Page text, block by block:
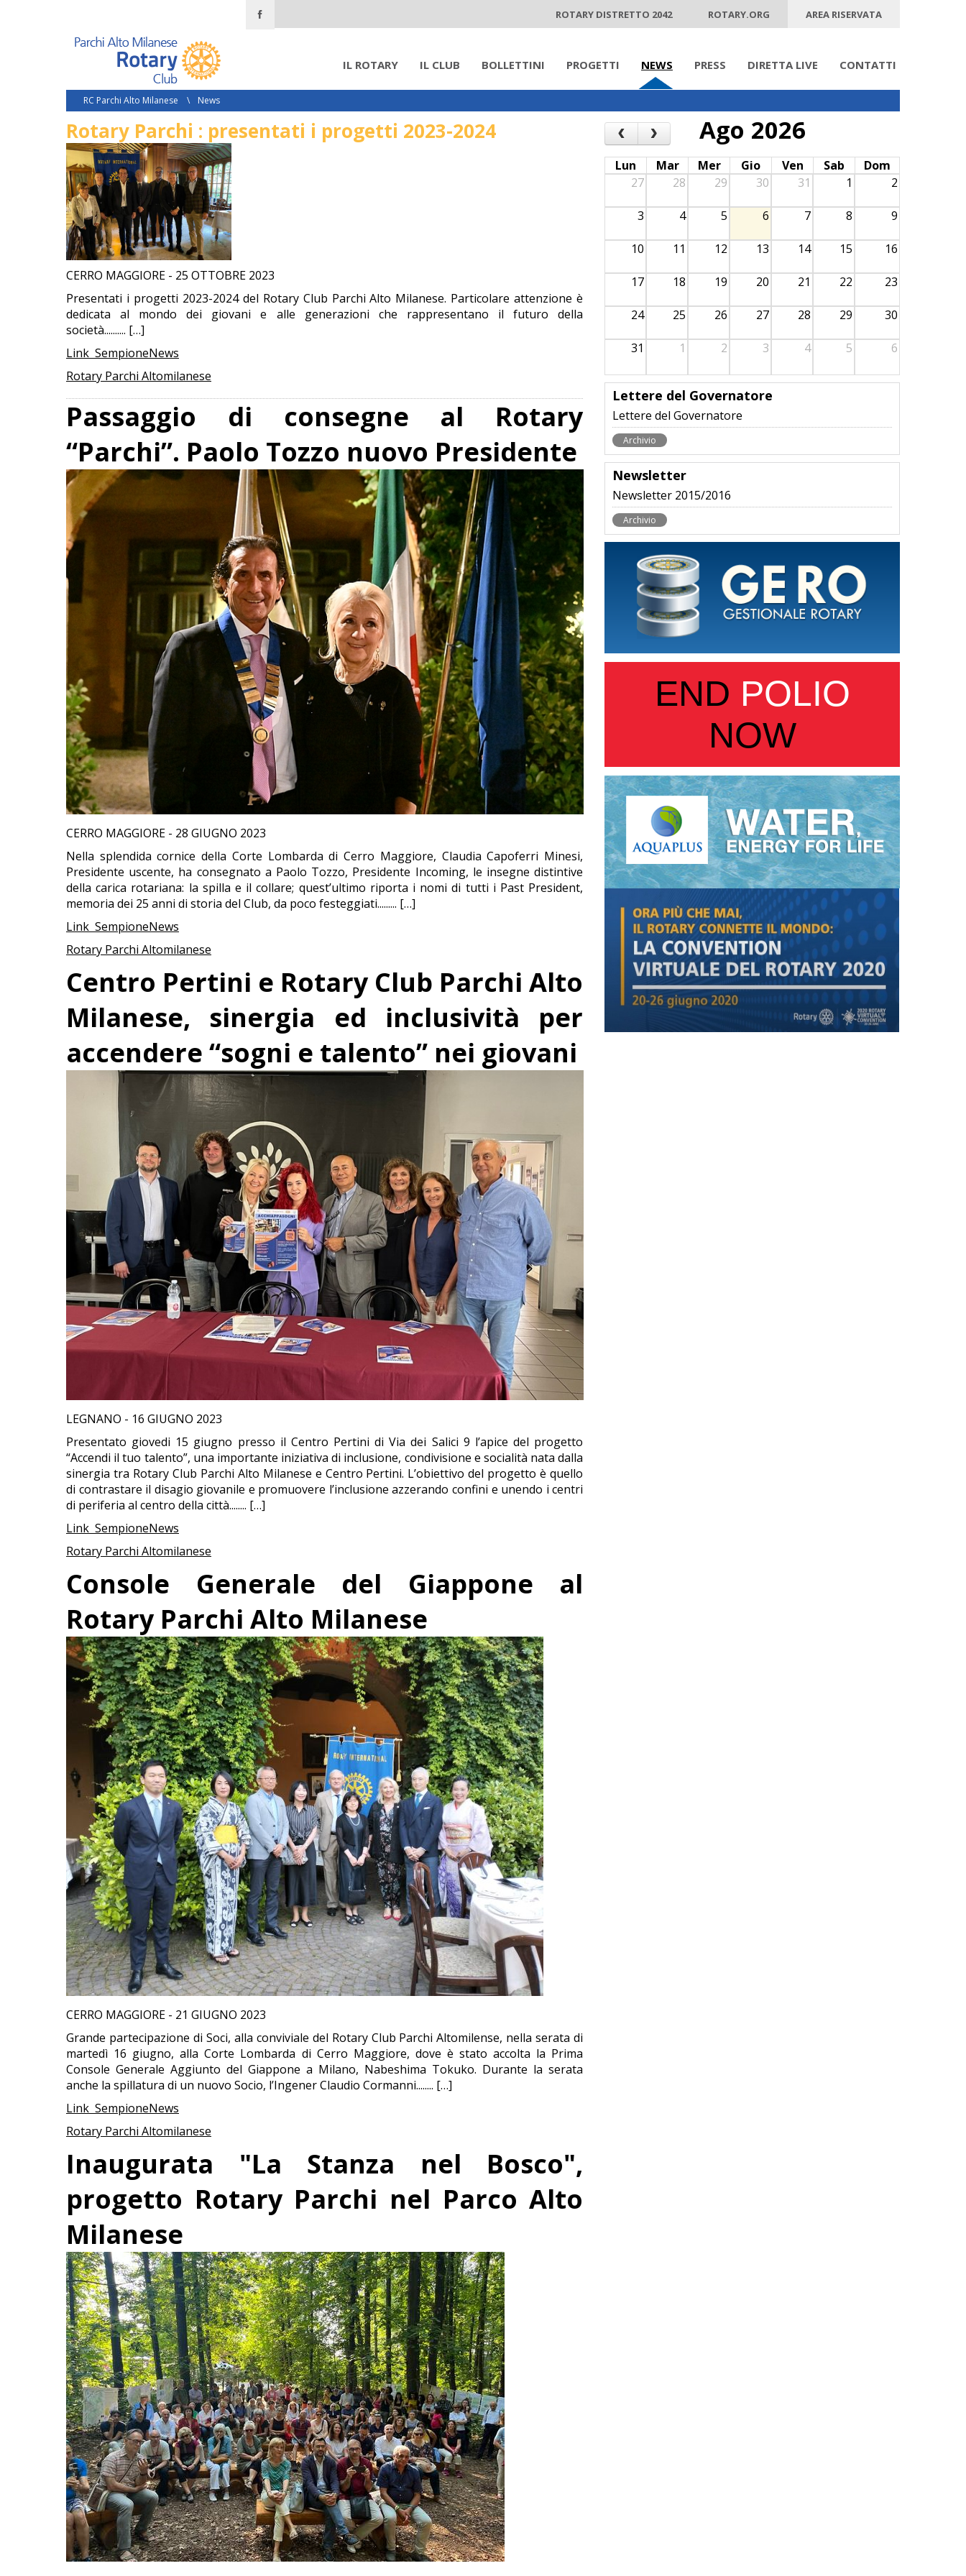
ROTARY DISTRETTO 2042 ROTARY.ORG AREA RISERVATA
IL ROTARY IL CLUB BOLLETTINI PROGETTI NEWS PRESS DIRETTA LIVE CONTATTI
RC Parchi Alto Milanese \ News
Rotary Parchi : presentati i progetti 2023-2024
CERRO MAGGIORE - 25 OTTOBRE 2023
Presentati i progetti 2023-2024 del Rotary Club Parchi Alto Milanese. Particolare attenzione è
dedicata al mondo dei giovani e alle generazioni che rappresentano il futuro della
società.......... […]
Link SempioneNews
Rotary Parchi Altomilanese
Passaggio di consegne al Rotary
“Parchi”. Paolo Tozzo nuovo Presidente
CERRO MAGGIORE - 28 GIUGNO 2023
Nella splendida cornice della Corte Lombarda di Cerro Maggiore, Claudia Capoferri Minesi,
Presidente uscente, ha consegnato a Paolo Tozzo, Presidente Incoming, le insegne distintive
della carica rotariana: la spilla e il collare; quest’ultimo riporta i nomi di tutti i Past President,
memoria dei 25 anni di storia del Club, da poco festeggiati......... […]
Link SempioneNews
Rotary Parchi Altomilanese
Centro Pertini e Rotary Club Parchi Alto
Milanese, sinergia ed inclusività per
accendere “sogni e talento” nei giovani
LEGNANO - 16 GIUGNO 2023
Presentato giovedi 15 giugno presso il Centro Pertini di Via dei Salici 9 l’apice del progetto
“Accendi il tuo talento”, una importante iniziativa di inclusione, condivisione e socialità nata dalla
sinergia tra Rotary Club Parchi Alto Milanese e Centro Pertini. L’obiettivo del progetto è quello
di contrastare il disagio giovanile e promuovere l’inclusione azzerando confini e unendo i centri
di periferia al centro della città........ […]
Link SempioneNews
Rotary Parchi Altomilanese
Console Generale del Giappone al
Rotary Parchi Alto Milanese
CERRO MAGGIORE - 21 GIUGNO 2023
Grande partecipazione di Soci, alla conviviale del Rotary Club Parchi Altomilense, nella serata di
martedì 16 giugno, alla Corte Lombarda di Cerro Maggiore, dove è stato accolta la Prima
Console Generale Aggiunto del Giappone a Milano, Nabeshima Tokuko. Durante la serata
anche la spillatura di un nuovo Socio, l’Ingener Claudio Cormanni........ […]
Link SempioneNews
Rotary Parchi Altomilanese
Inaugurata "La Stanza nel Bosco",
progetto Rotary Parchi nel Parco Alto
Milanese
‹ › Ago 2026
Lun Mar Mer Gio Ven Sab
Dom
27
28 29 30 31 1 2
3 4 5 6 7 8 9
10 11 12 13 14 15 16
17 18 19 20 21 22 23
24 25 26 27 28 29 30
31 1 2 3 4 5 6
Lettere del Governatore
Lettere del Governatore
Archivio
Newsletter
Newsletter 2015/2016
Archivio
END POLIO
NOW